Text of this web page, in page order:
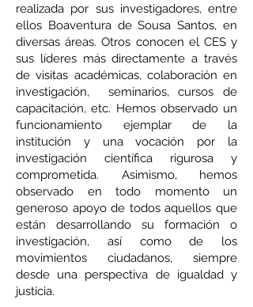
realizada por sus investigadores, entre
ellos Boaventura de Sousa Santos, en
diversas áreas. Otros conocen el CES y
sus líderes más directamente a través
de visitas académicas, colaboración en
investigación, seminarios, cursos de
capacitación, etc. Hemos observado un
funcionamiento ejemplar de la
institución y una vocación por la
investigación científica rigurosa y
comprometida. Asimismo, hemos
observado en todo momento un
generoso apoyo de todos aquellos que
están desarrollando su formación o
investigación, así como de los
movimientos ciudadanos, siempre
desde una perspectiva de igualdad y
justicia.